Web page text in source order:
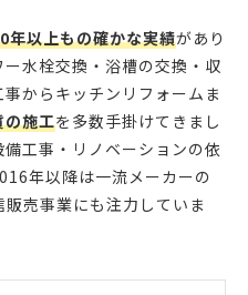
年以上もの確かな実績があり
水栓交換・浴槽の交換・収
からキッチンリフォームま
の施工を多数手掛けてきまし
工事・リノベーションの依
年以降は一流メーカーの
売事業にも注力していま